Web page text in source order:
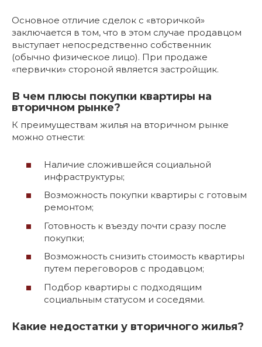
Основное отличие сделок с «вторичкой»
заключается в том, что в этом случае продавцом
выступает непосредственно собственник
(обычно физическое лицо). При продаже
«первички» стороной является застройщик.
В чем плюсы покупки квартиры на
вторичном рынке?
К преимуществам жилья на вторичном рынке
можно отнести:
Наличие сложившейся социальной
инфраструктуры;
Возможность покупки квартиры с готовым
ремонтом;
Готовность к въезду почти сразу после
покупки;
Возможность снизить стоимость квартиры
путем переговоров с продавцом;
Подбор квартиры с подходящим
социальным статусом и соседями.
Какие недостатки у вторичного жилья?